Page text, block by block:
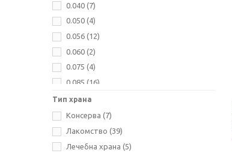
Shelma(7)
Stuzzy(1)
Visan (3)
Vitakraft
0.040 (7)
0.050 (4)
0.056 (12)
0.060 (2)
0.075 (4)
0.085 (16)
0.100(4)
0.125(4)
0.150 (1)
0.180(1)
Тип храна
Консерва (7)
Лакомство (39)
Лечебна храна (5)